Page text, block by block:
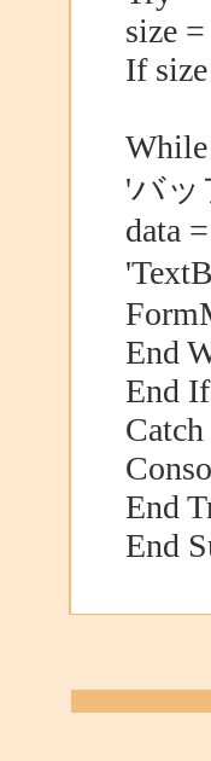
size
If
'バッ
data
End
End If
End
End